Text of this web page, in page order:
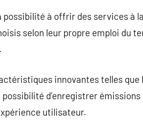
possibilité à offrir des services
selon leur propre emploi du
innovantes telles
d’enregistrer
utilisateur.